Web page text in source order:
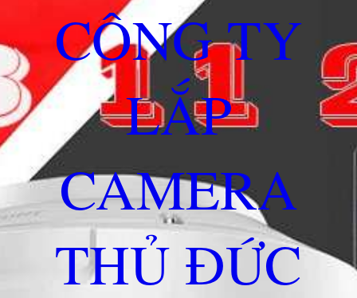
CÔNG TY
LẮP
CAMERA
THỦ ĐỨC